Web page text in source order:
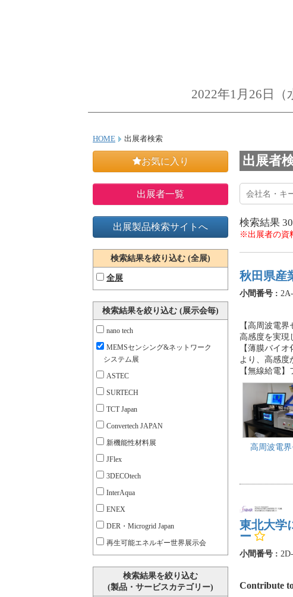
2022年1月26日
HOME 出展者検索
お気に入り
出展者一覧
出展製品検索サイトへ
検索結果を絞り込む (全展)
全展
検索結果を絞り込む (展示会毎)
nano tech
MEMSセンシング&ネットワーク
システム展
ASTEC
SURTECH
TCT Japan
Convertech JAPAN
新機能性材料展
JFlex
3DECOtech
InterAqua
ENEX
DER・Microgrid Japan
再生可能エネルギー世界展示会
検索結果を絞り込む
(製品・サービスカテゴリー)
出展者
検索結果 30
※出展者の資
秋田県産
小間番号 :
【高周波電
高感度を実現
【薄膜バイ
より、高感度
【無線給電
高周波電
東北大学
ー
小間番号 :
Contribute